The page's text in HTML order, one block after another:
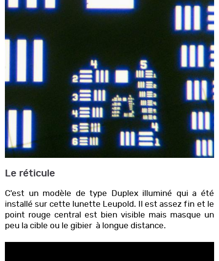
Le réticule
C'est un modèle de type Duplex illuminé qui a été
installé sur cette lunette Leupold. Il est assez fin et le
point rouge central est bien visible mais masque un
peu la cible ou le gibier à longue distance.